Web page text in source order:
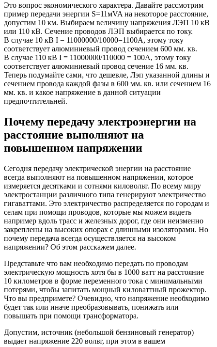
Это вопрос экономического характера. Давайте рассмотрим
пример передачи энергии S=11мVA на некоторое расстояние,
допустим 10 км. Выбираем величину напряжения ЛЭП 10 кВ
или 110 кВ. Сечение проводов ЛЭП выбирается по току.
В случае 10 кВ I = 11000000/10000=1100A, этому току
соответствует алюминиевый провод сечением 600 мм. кв.
В случае 110 кВ I = 11000000/110000 = 100A, этому току
соответствует алюминиевый провод сечение 16 мм. кв.
Теперь подумайте сами, что дешевле, Лэп указанной длины и
сечением провода каждой фазы в 600 мм. кв. или сечением 16
мм. кв. и какое напряжение в данной ситуации
предпочтительней.
Почему передачу электроэнергии на
расстояние выполняют на
повышенном напряжении
Сегодня передачу электрической энергии на расстояние
всегда выполняют на повышенном напряжении, которое
измеряется десятками и сотнями киловольт. По всему миру
электростанции различного типа генерируют электричество
гигаваттами. Это электричество распределяется по городам и
селам при помощи проводов, которые мы можем видеть
например вдоль трасс и железных дорог, где они неизменно
закреплены на высоких опорах с длинными изоляторами. Но
почему передача всегда осуществляется на высоком
напряжении? Об этом расскажем далее.
Представьте что вам необходимо передать по проводам
электрическую мощность хотя бы в 1000 ватт на расстояние
10 километров в форме переменного тока с минимальными
потерями, чтобы запитать мощный киловаттный прожектор.
Что вы предпримете? Очевидно, что напряжение необходимо
будет так или иначе преобразовывать, понижать или
повышать при помощи трансформатора.
Допустим, источник (небольшой бензиновый генератор)
выдает напряжение 220 вольт, при этом в вашем